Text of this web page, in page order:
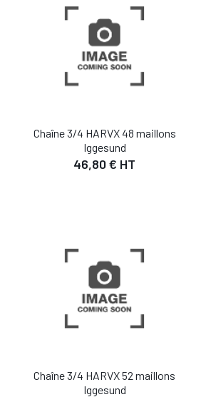
Chaîne 3/4 HARVX 48 maillons
Iggesund
46,80 € HT
Chaîne 3/4 HARVX 52 maillons
Iggesund